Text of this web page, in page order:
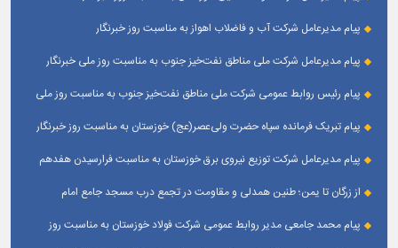
پیام مدیرعامل شرکت آب و فاضلاب اهواز به مناسبت روز خبرنگار
پیام مدیرعامل شركت ملی مناطق نفت‌خیز جنوب به مناسبت روز ملی خبرنگار
پیام رئیس روابط عمومی شركت ملی مناطق نفت‌خیز جنوب به مناسبت روز ملی
پیام تبریک فرمانده سپاه حضرت ولی‌عصر(عج) خوزستان به مناسبت روز خبرنگار
پیام مدیرعامل شرکت توزیع نیروی برق خوزستان به مناسبت فرارسیدن هفدهم
از زرگان تا یمن؛ طنین همدلی و مقاومت در تجمع درب مسجد جامع امام
پیام محمد جامعی مدیر روابط عمومی شرکت فولاد خوزستان به مناسبت روز